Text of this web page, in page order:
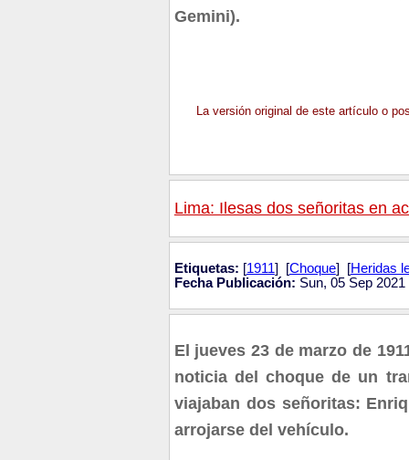
Gemini).
La versión original de este artículo o
Lima: Ilesas dos señoritas en
Etiquetas: [1911] [Choque] [Heridas
Fecha Publicación: Sun, 05 Sep
El jueves 23 de marzo de
noticia del choque de un
viajaban dos señoritas:
arrojarse del vehículo.